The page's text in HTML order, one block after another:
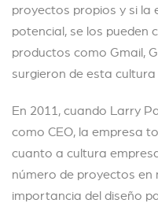
proyectos propios y si la
potencial, se los pueden
productos como Gmail,
surgieron de esta cultura
En 2011, cuando Larry
como CEO, la empresa
cuanto a cultura
número de proyectos
importancia del diseño